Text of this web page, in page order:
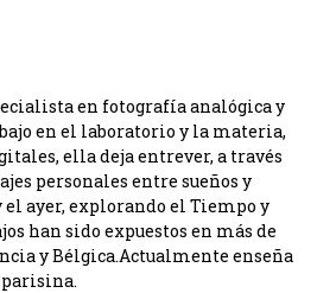
en fotografía analógica y
en el laboratorio y la materia,
ella deja entrever, a través
personales entre sueños y
ayer, explorando el Tiempo y
han sido expuestos en más de
y Bélgica.Actualmente enseña